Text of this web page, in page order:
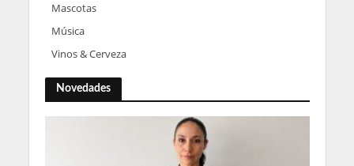
Mascotas
Música
Vinos & Cerveza
Novedades